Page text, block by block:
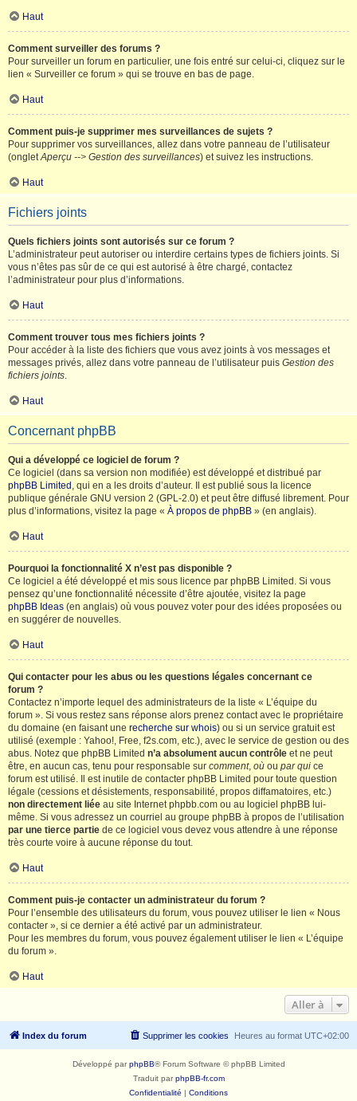
Haut
Comment surveiller des forums ?
Pour surveiller un forum en particulier, une fois entré sur celui-ci, cliquez sur le
lien « Surveiller ce forum » qui se trouve en bas de page.
Haut
Comment puis-je supprimer mes surveillances de sujets ?
Pour supprimer vos surveillances, allez dans votre panneau de l’utilisateur
(ongletAperçu --> Gestion des surveillances) et suivez les instructions.
Haut
Fichiers joints
Quels fichiers joints sont autorisés sur ce forum ?
L’administrateur peut autoriser ou interdire certains types de fichiers joints. Si
vous n’êtes pas sûr de ce qui est autorisé à être chargé, contactez
l’administrateur pour plus d’informations.
Haut
Comment trouver tous mes fichiers joints ?
Pour accéder à la liste des fichiers que vous avez joints à vos messages et
messages privés, allez dans votre panneau de l’utilisateur puis Gestion des
fichiers joints.
Haut
Concernant phpBB
Qui a développé ce logiciel de forum ?
Ce logiciel (dans sa version non modifiée) est développé et distribué par
phpBB Limited , qui en a les droits d’auteur. Il est publié sous la licence
publique générale GNU version 2 (GPL-2.0) et peut être diffusé librement. Pour
plus d’informations, visitez la page « À propos de phpBB » (en anglais).
Haut
Pourquoi la fonctionnalité X n’est pas disponible ?
Ce logiciel a été développé et mis sous licence par phpBB Limited. Si vous
pensez qu’une fonctionnalité nécessite d’être ajoutée, visitez la page
phpBB Ideas (en anglais) où vous pouvez voter pour des idées proposées ou
en suggérer de nouvelles.
Haut
Qui contacter pour les abus ou les questions légales concernant ce
forum ?
Contactez n’importe lequel des administrateurs de la liste « L’équipe du
forum ». Si vous restez sans réponse alors prenez contact avec le propriétaire
du domaine (en faisant une recherche sur whois) ou si un service gratuit est
utilisé (exemple : Yahoo!, Free, f2s.com, etc.), avec le service de gestion ou des
abus. Notez que phpBB Limited n’a absolument aucun contrôle et ne peut
être, en aucun cas, tenu pour responsable sur comment, où ou par qui ce
forum est utilisé. Il est inutile de contacter phpBB Limited pour toute question
légale (cessions et désistements, responsabilité, propos diffamatoires, etc.)
non directement liée au site Internet phpbb.com ou au logiciel phpBB lui-
même. Si vous adressez un courriel au groupe phpBB à propos de l’utilisation
par une tierce partie de ce logiciel vous devez vous attendre à une réponse
très courte voire à aucune réponse du tout.
Haut
Comment puis-je contacter un administrateur du forum ?
Pour l’ensemble des utilisateurs du forum, vous pouvez utiliser le lien « Nous
contacter », si ce dernier a été activé par un administrateur.
Pour les membres du forum, vous pouvez également utiliser le lien « L’équipe
du forum ».
Haut
Aller à
Index du forum Heures au format UTC+02:00
Supprimer les cookies
Développé parphpBB® Forum Software © phpBB Limited
Traduit parphpBB-fr.com
Confidentialité | Conditions